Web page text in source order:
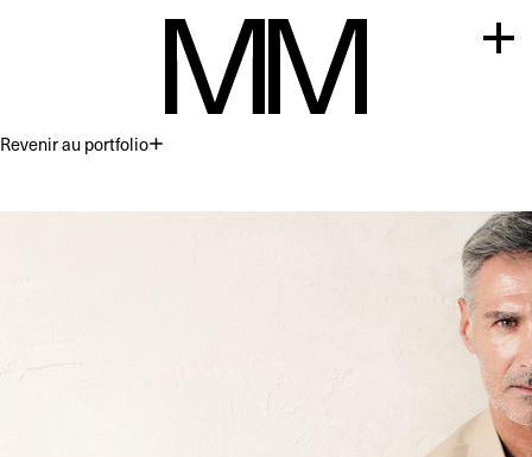
Revenir au portfolioPremium